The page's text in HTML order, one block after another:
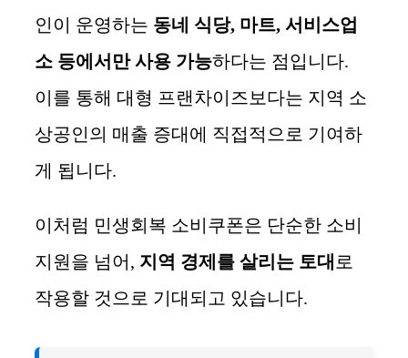
인이 운영하는 동네 식당, 마트, 서비스업
소 등에서만 사용 가능하다는 점입니다.
이를 통해 대형 프랜차이즈보다는 지역 소
상공인의 매출 증대에 직접적으로 기여하
게 됩니다.
이처럼 민생회복 소비쿠폰은 단순한 소비
지원을 넘어, 지역 경제를 살리는 토대 로
작용할 것으로 기대되고 있습니다.